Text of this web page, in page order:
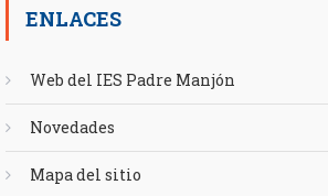
ENLACES
Web del IES Padre Manjón
Novedades
Mapa del sitio